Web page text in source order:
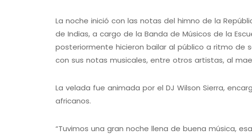
La noche inició con las notas del himno de la
de Indias, a cargo de la Banda de Músicos de la
posteriormente hicieron bailar al público a ritmo de
con sus notas musicales, entre otros artistas, al
La velada fue animada por el DJ Wilson Sierra,
africanos.
“Tuvimos una gran noche llena de buena música,